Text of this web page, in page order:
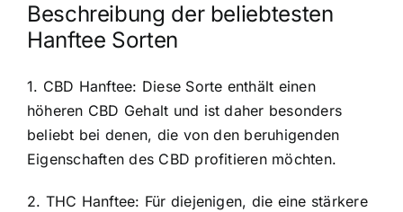
Beschreibung der beliebtesten
Hanftee Sorten
1. CBD Hanftee: Diese Sorte enthält einen
höheren CBD Gehalt und ist daher besonders
beliebt bei denen, die von den beruhigenden
Eigenschaften des CBD profitieren möchten.
2. THC Hanftee: Für diejenigen, die eine stärkere